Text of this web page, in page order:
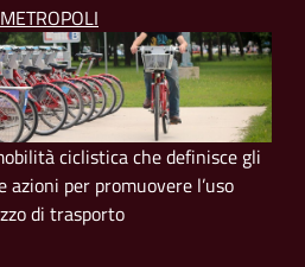
ciclistica che definisce gli
per promuovere l’uso
di trasporto